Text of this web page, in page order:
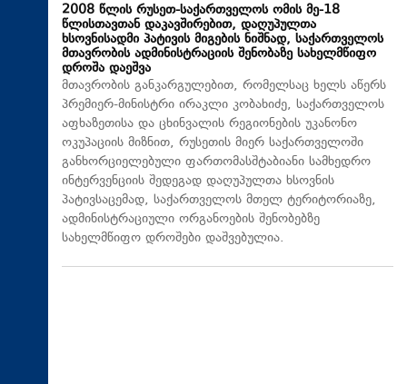
2008 წლის რუსეთ-საქართველოს ომის მე-18
წლისთავთან დაკავშირებით, დაღუპულთა
ხსოვნისადმი პატივის მიგების ნიშნად, საქართველოს
მთავრობის ადმინისტრაციის შენობაზე სახელმწიფო
დროშა დაეშვა
მთავრობის განკარგულებით, რომელსაც ხელს აწერს
პრემიერ-მინისტრი ირაკლი კობახიძე, საქართველოს
აფხაზეთისა და ცხინვალის რეგიონების უკანონო
ოკუპაციის მიზნით, რუსეთის მიერ საქართველოში
განხორციელებული ფართომასშტაბიანი სამხედრო
ინტერვენციის შედეგად დაღუპულთა ხსოვნის
პატივსაცემად, საქართველოს მთელ ტერიტორიაზე,
ადმინისტრაციული ორგანოების შენობებზე
სახელმწიფო დროშები დაშვებულია.